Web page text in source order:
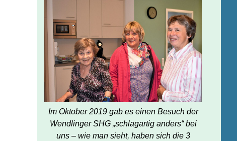
Im Oktober 2019 gab es einen Besuch der
Wendlinger SHG „schlagartig anders“ bei
uns – wie man sieht, haben sich die 3